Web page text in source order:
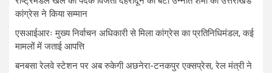
कांग्रेस ने किया सम्मान
एसआईआरः मुख्य निर्वाचन अधिकारी से मिला कांग्रेस का प्रतिनिधिमंडल, कई
मामलों में जताई आपत्ति
बनबसा रेलवे स्टेशन पर अब रुकेगी अछनेरा-टनकपुर एक्सप्रेस, रेल मंत्री ने